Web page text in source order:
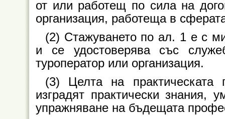
от или работещ по сила на
организация, работеща в
(2) Стажуването по ал. 1 е с
и се удостоверява със
туроператор или организация.
(3) Целта на
изградят практически знания,
упражняване на бъдещата